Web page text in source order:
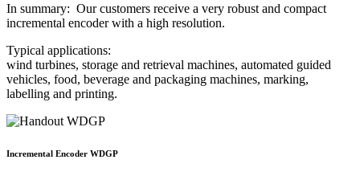
In summary: Our customers receive a very robust and compact
incremental encoder with a high resolution.
Typical applications:
wind turbines, storage and retrieval machines, automated guided
vehicles, food, beverage and packaging machines, marking,
labelling and printing.
Incremental Encoder WDGP